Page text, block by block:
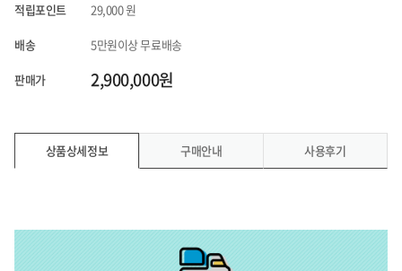
적립포인트 29,000원
배송 5만원이상 무료배송
판매가 2,900,000원
상품상세정보 구매안내 사용후기